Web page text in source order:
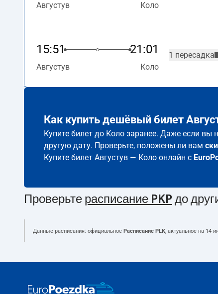
Августув Коло
15:51 21:01
Августув Коло
1 пересадка
Как купить дешёвый билет
Купите билет до Коло заранее. Даже если вы
другую дату. Проверьте, положены ли вам
Купите билет Августув — Коло онлайн с
Проверьте расписание PKP до
Данные расписания: официальное Расписание PLK, актуальное на 14